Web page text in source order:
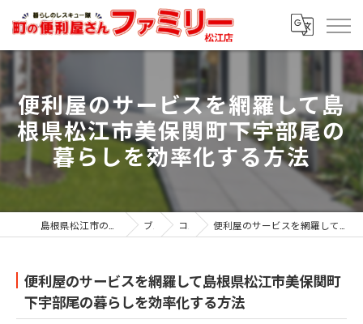
便利屋のサービスを網羅して島
根県松江市美保関町下宇部尾の
暮らしを効率化する方法
ブログ コラム 便利屋のサービスを網羅して島根県松江市美保関町下宇部尾の暮らしを効率化する方法
便利屋のサービスを網羅して島根県松江市美保関町
下宇部尾の暮らしを効率化する方法